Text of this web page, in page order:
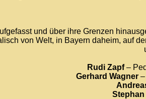
und über ihre Grenzen
von Welt, in Bayern daheim, auf
Rudi Zapf–
Gerhard Wagner–